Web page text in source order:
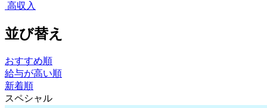
高収入
並び替え
おすすめ順
給与が高い順
新着順
スペシャル